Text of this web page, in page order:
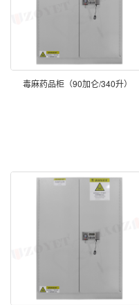
毒麻药品柜（90加仑/340升）